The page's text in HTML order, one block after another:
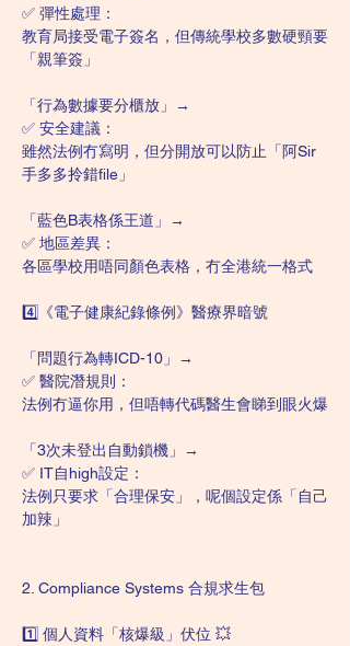
✅ 彈性處理：
教育局接受電子簽名，但傳統學校多數硬頸要
「親筆簽」
「行為數據要分櫃放」→
✅ 安全建議：
雖然法例冇寫明，但分開放可以防止「阿Sir
手多多拎錯file」
「藍色B表格係王道」→
✅ 地區差異：
各區學校用唔同顏色表格，冇全港統一格式
4️⃣《電子健康紀錄條例》醫療界暗號
「問題行為轉ICD-10」→
✅ 醫院潛規則：
法例冇逼你用，但唔轉代碼醫生會睇到眼火爆
「3次未登出自動鎖機」→
✅ IT自high設定：
法例只要求「合理保安」，呢個設定係「自己
加辣」
2. Compliance Systems 合規求生包
1️⃣ 個人資料「核爆級」伏位 💥